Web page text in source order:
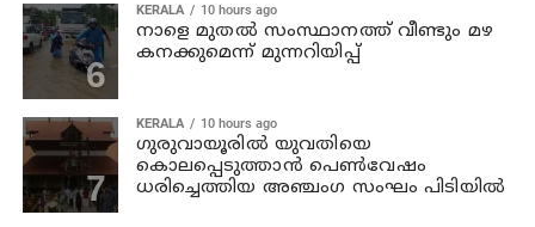
KERALA 10 hours ago
നാളെ മുതല്‍ സംസ്ഥാനത്ത് വീണ്ടും മഴ
കനക്കുമെന്ന് മുന്നറിയിപ്പ്
KERALA 10 hours ago
ഗുരുവായൂരില്‍ യുവതിയെ
കൊലപ്പെടുത്താന്‍ പെണ്‍വേഷം
ധരിച്ചെത്തിയ അഞ്ചംഗ സംഘം പിടിയില്‍